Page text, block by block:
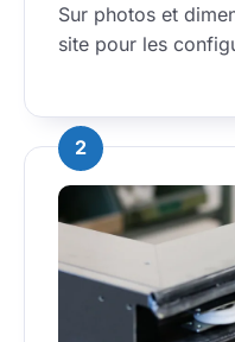
Sur photos et
site pour les